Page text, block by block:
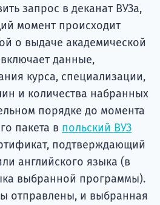
запрос в деканат ВУЗа,
момент происходит
о выдаче академической
данные,
курса, специализации,
и количества набранных
порядке до момента
пакета в польский ВУЗ
подтверждающий
английского языка (в
выбранной программы).
отправлены, и выбранная